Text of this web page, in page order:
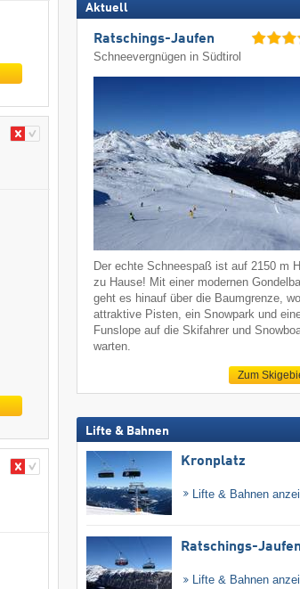
Aktuell
Ratschings-Jaufen
Schneevergnügen in Südtirol
Der echte Schneespaß ist auf 2150 m
zu Hause! Mit einer modernen
geht es hinauf über die Baumgrenze,
attraktive Pisten, ein Snowpark und
Funslope auf die Skifahrer und
warten.
Zum
Lifte & Bahnen
Kronplatz
Lifte & Bahnen
Ratschings-
Lifte & Bahnen